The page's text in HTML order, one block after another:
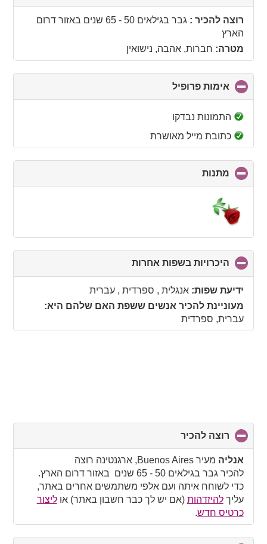
to
collapseרוצה להכיר : גבר בגילאים 50 - 65 שנים באזור דרום
הארץ
מטרה: חברות, אהבה, נישואין
אימות פרופיל
to
התמונות נבדקו
כתובת מייל מאושרת
מתנות
to
היכרויות בשפות אחרות
to
collapse
ידיעת שפות: אנגלית , ספרדית , עברית
מעוניינת להכיר אנשים ששפת האם שלהם היא:
עברית, ספרדית
רוצה להכיר
to
collapse
contents
אנליה
מעיר Buenos Aires, ארגנטינה רוצה
להכיר גבר בגילאים 50 - 65 שנים באזור דרום הארץ.
כדי לשוחח איתה ועם אלפי משתמשים אחרים באתר,
עליךלהיזדהות (אם יש לך כבר חשבון באתר) אוליצור
כרטיס חדש.